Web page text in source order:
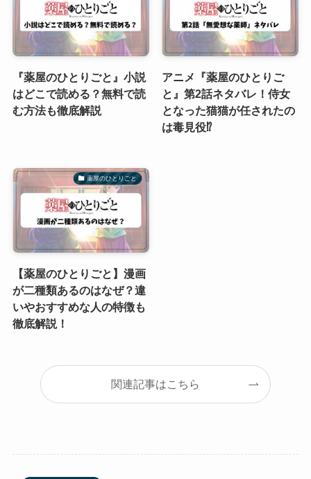
『薬屋のひとりごと』小説
はどこで読める？無料で読
む方法も徹底解説
アニメ『薬屋のひとりご
と』第2話ネタバレ！侍女
となった猫猫が任されたの
は毒見役⁉
薬屋のひとりごと
【薬屋のひとりごと】漫画
が二種類あるのはなぜ？違
いやおすすめな人の特徴も
徹底解説！
関連記事はこちら